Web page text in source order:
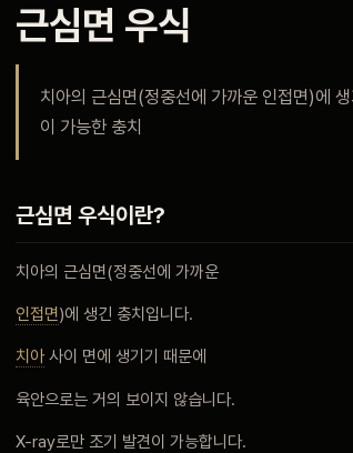
근심면 우식
치아의 근심면(정중선에 가까운 인접면)에
이 가능한 충치
근심면 우식이란?
치아의 근심면(정중선에 가까운
인접면)에 생긴 충치입니다.
치아사이 면에 생기기 때문에
육안으로는 거의 보이지 않습니다.
X-ray로만 조기 발견이 가능합니다.